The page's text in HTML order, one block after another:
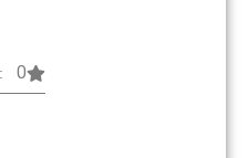
0